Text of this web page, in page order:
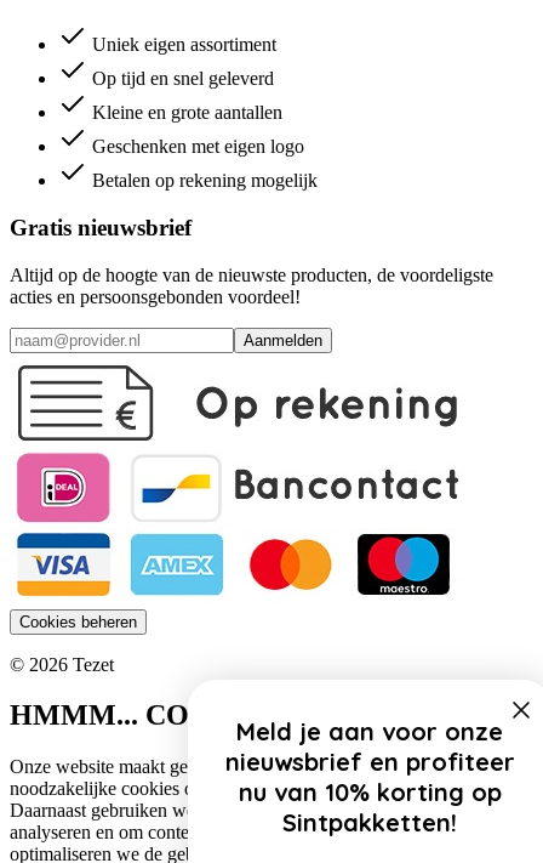
Uniek eigen assortiment
Op tijd en snel geleverd
Kleine en grote aantallen
Geschenken met eigen logo
Betalen op rekening mogelijk
Gratis nieuwsbrief
Altijd op de hoogte van de nieuwste producten, de voordeligste
acties en persoonsgebonden voordeel!
Aanmelden
Cookies beheren
© 2026 Tezet
HMMM... COOKIES!
Onze website maakt gebruik van cookies. Zo gebruiken wij
noodzakelijke cookies om de website functioneel te houden.
Daarnaast gebruiken we cookies om het verkeer op onze website te
analyseren en om content te personaliseren. Op deze manier
optimaliseren we de gebruikerservaring op onze website.
Meld je aan voor onze
nieuwsbrief en profiteer
nu van 10% korting op
Sintpakketten!